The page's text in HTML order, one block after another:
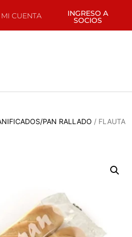
MI CUENTA INGRESO A
SOCIOS
PAN RALLADO / FLAUTA